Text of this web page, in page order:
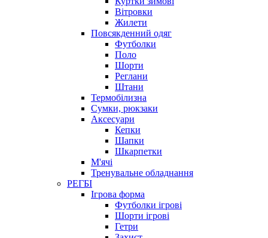
Вітровки
Жилети
Повсякденний одяг
Футболки
Поло
Шорти
Реглани
Штани
Термобілизна
Сумки, рюкзаки
Аксесуари
Кепки
Шапки
Шкарпетки
М'ячі
Тренувальне обладнання
РЕГБІ
Ігрова форма
Футболки ігрові
Шорти ігрові
Гетри